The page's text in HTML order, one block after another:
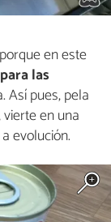
en este
las
Así pues, pela
en una
evolución.